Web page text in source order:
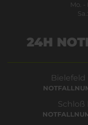
Mo. -
24H
Bielefeld